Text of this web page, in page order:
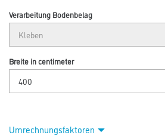
Verarbeitung Bodenbelag
Breite in centimeter
Umrechnungsfaktoren